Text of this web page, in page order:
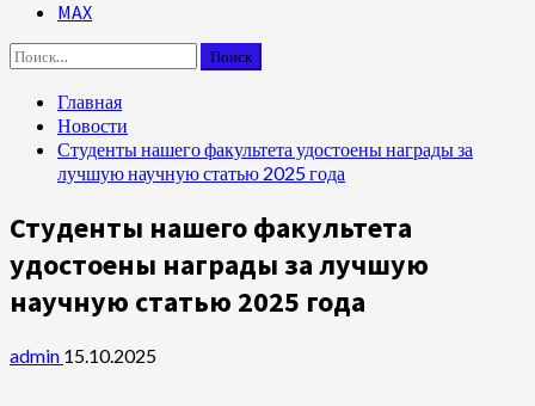
MAX
Найти:
Главная
Новости
Студенты нашего факультета удостоены награды за
лучшую научную статью 2025 года
Студенты нашего факультета
удостоены награды за лучшую
научную статью 2025 года
admin 15.10.2025